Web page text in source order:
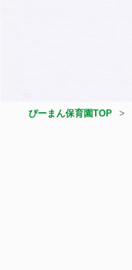
ぴーまん保育園TOP